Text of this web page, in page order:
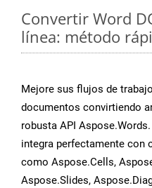
Convertir Word
línea: método
Mejore sus flujos de
documentos convirtiendo
robusta API
integra perfectamente con
como Aspose.Cells,
Aspose.Slides,